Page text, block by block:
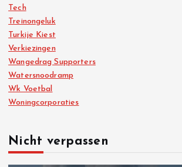
Tech
Treinongeluk
Turkije Kiest
Verkiezingen
Wangedrag Supporters
Watersnoodramp
Wk Voetbal
Woningcorporaties
Nicht verpassen